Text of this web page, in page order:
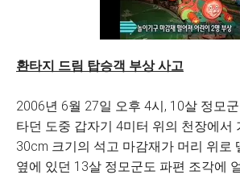
환타지 드림 탑승객 부상 사고
2006년 6월 27일 오후 4시, 10살 정모
타던 도중 갑자기 4미터 위의 천장에서
30cm 크기의 석고 마감재가 머리 위로
옆에 있던 13살 정모군도 파편 조각에